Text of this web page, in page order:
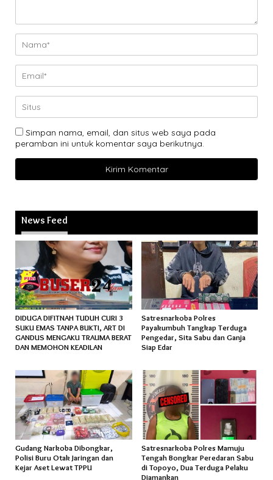
Simpan nama, email, dan situs web saya pada
peramban ini untuk komentar saya berikutnya.
News Feed
DIDUGA DIFITNAH TUDUH CURI 3
SUKU EMAS TANPA BUKTI, ART DI
GANDUS MENGAKU TRAUMA BERAT
DAN MEMOHON KEADILAN
Satresnarkoba Polres
Payakumbuh Tangkap Terduga
Pengedar, Sita Sabu dan Ganja
Siap Edar
Gudang Narkoba Dibongkar,
Polisi Buru Otak Jaringan dan
Kejar Aset Lewat TPPU
Satresnarkoba Polres Mamuju
Tengah Bongkar Peredaran Sabu
di Topoyo, Dua Terduga Pelaku
Diamankan